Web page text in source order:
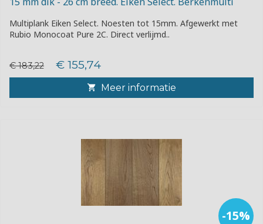
Multiplank Eiken Select. Noesten tot 15mm. Afgewerkt met
Rubio Monocoat Pure 2C. Direct verlijmd..
€ 183,22 € 155,74
Meer informatie
-15%